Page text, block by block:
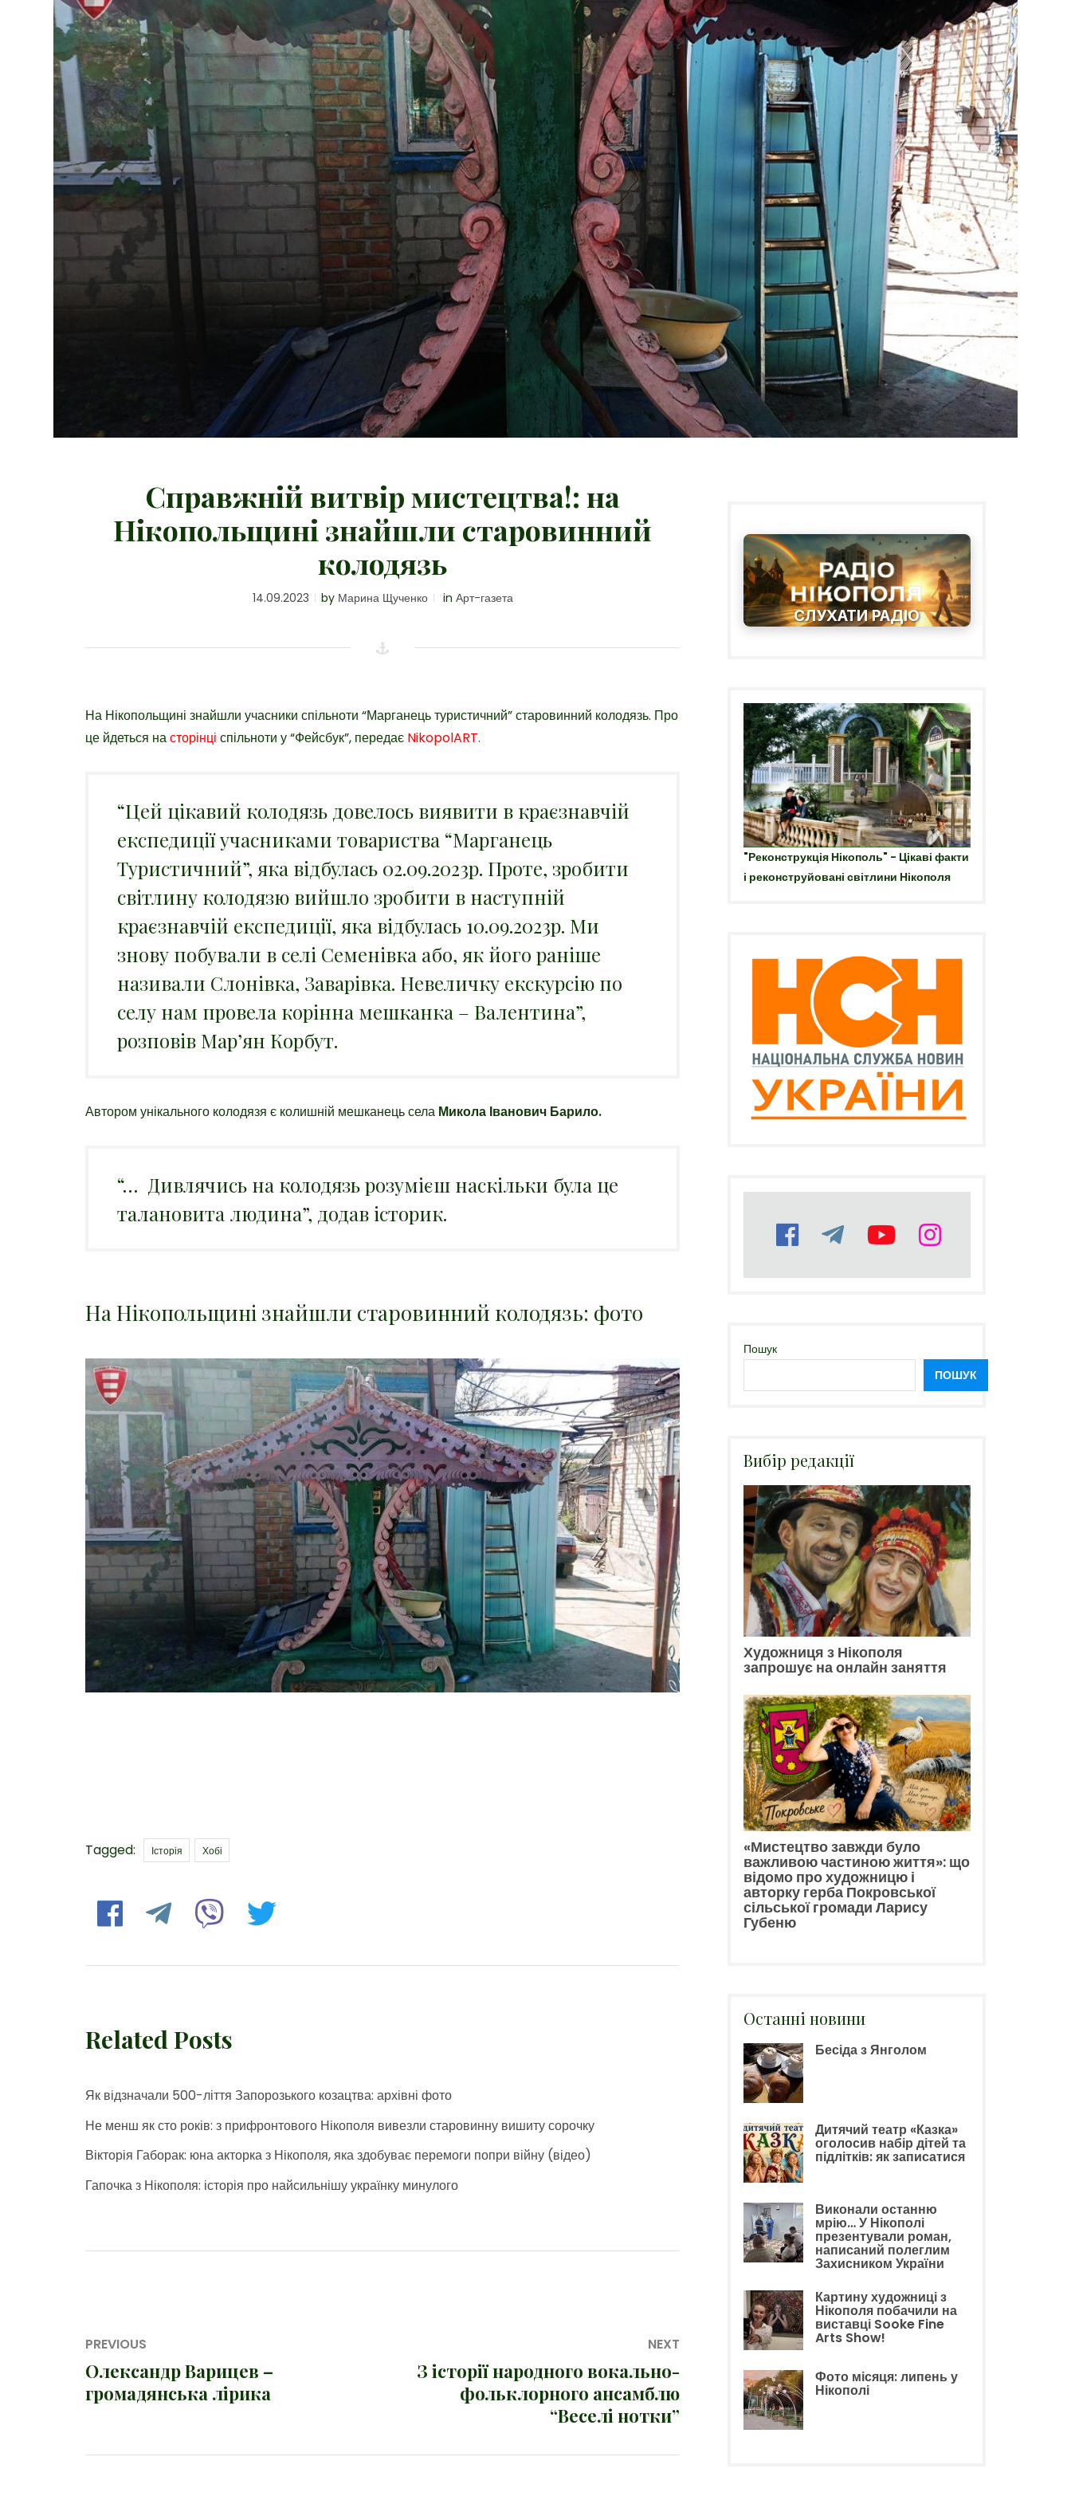
Справжній витвір мистецтва!: на
Нікопольщині знайшли старовинний
колодязь
14.09.2023 by Марина Щученко in Арт-газета
На Нікопольщині знайшли учасники спільноти “Марганець туристичний” старовинний колодязь. Про
це йдеться насторінці спільноти у “Фейсбук”, передає NikopolART.
“Цей цікавий колодязь довелось виявити в краєзнавчій
експедиції учасниками товариства “Марганець
Туристичний”, яка відбулась 02.09.2023р. Проте, зробити
світлину колодязю вийшло зробити в наступній
краєзнавчій експедиції, яка відбулась 10.09.2023р. Ми
знову побували в селі Семенівка або, як його раніше
називали Слонівка, Заварівка. Невеличку екскурсію по
селу нам провела корінна мешканка – Валентина”,
розповів Мар’ян Корбут.
Автором унікального колодязя є колишній мешканець села Микола Іванович Барило.
“… Дивлячись на колодязь розумієш наскільки була це
талановита людина”, додав історик.
На Нікопольщині знайшли старовинний колодязь: фото
Tagged: Tags
Історія Хобі
Related Posts
Як відзначали 500-ліття Запорозького козацтва: архівні фото
Не менш як сто років: з прифронтового Нікополя вивезли старовинну вишиту сорочку
Вікторія Габорак: юна акторка з Нікополя, яка здобуває перемоги попри війну (відео)
Гапочка з Нікополя: історія про найсильнішу українку минулого
Навігація
записів
PREVIOUS
Previous
post:
Олександр Варицев –
громадянська лірика
NEXT
NextЗ історії народного вокально-
фольклорного ансамблю
“Веселі нотки”
СЛУХАТИ РАДІО
"Реконструкція Нікополь" - Цікаві факти
і реконструйовані світлини Нікополя
Пошук
ПОШУК
Вибір редакції
Художниця з Нікополя
запрошує на онлайн заняття
«Мистецтво завжди було
важливою частиною життя»: що
відомо про художницю і
авторку герба Покровської
сільської громади Ларису
Губеню
Останні новини
Бесіда з Янголом
Дитячий театр «Казка»
оголосив набір дітей та
підлітків: як записатися
Виконали останню
мрію… У Нікополі
презентували роман,
написаний полеглим
Захисником України
Картину художниці з
Нікополя побачили на
виставці Sooke Fine
Arts Show!
Фото місяця: липень у
Нікополі